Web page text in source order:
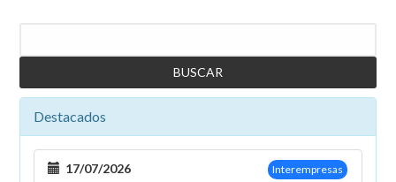
implantación
la
partida
a
pesar
Destacados
Interempresas
17/07/2026